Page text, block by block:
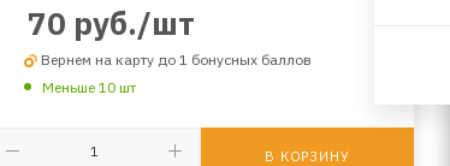
70 руб./шт
Вернем на карту до 1 бонусных баллов
Меньше 10 шт
В КОРЗИНУ